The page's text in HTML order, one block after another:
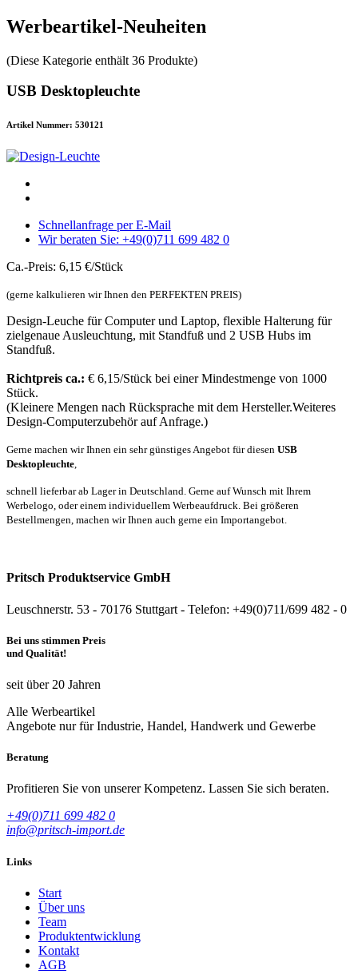
Werbeartikel-Neuheiten
(Diese Kategorie enthält 36 Produkte)
USB Desktopleuchte
Artikel Nummer: 530121
Schnellanfrage per E-Mail
Wir beraten Sie: +49(0)711 699 482 0
Ca.-Preis: 6,15 €/Stück
(gerne kalkulieren wir Ihnen den PERFEKTEN PREIS)
Design-Leuche für Computer und Laptop, flexible Halterung für
zielgenaue Ausleuchtung, mit Standfuß und 2 USB Hubs im
Standfuß.
Richtpreis ca.: € 6,15/Stück bei einer Mindestmenge von 1000
Stück.
(Kleinere Mengen nach Rücksprache mit dem Hersteller.Weiteres
Design-Computerzubehör auf Anfrage.)
Gerne machen wir Ihnen ein sehr günstiges Angebot für diesen USB
Desktopleuchte,
schnell lieferbar ab Lager in Deutschland. Gerne auf Wunsch mit Ihrem
Werbelogo, oder einem individuellem Werbeaufdruck. Bei größeren
Bestellmengen, machen wir Ihnen auch gerne ein Importangebot.
Pritsch Produktservice GmbH
Leuschnerstr. 53 - 70176 Stuttgart - Telefon: +49(0)711/699 482 - 0
Bei uns stimmen Preis
und Qualität!
seit über 20 Jahren
Alle Werbeartikel
Angebote nur für Industrie, Handel, Handwerk und Gewerbe
Beratung
Profitieren Sie von unserer Kompetenz. Lassen Sie sich beraten.
+49(0)711 699 482 0
info@pritsch-import.de
Links
Start
Über uns
Team
Produktentwicklung
Kontakt
AGB